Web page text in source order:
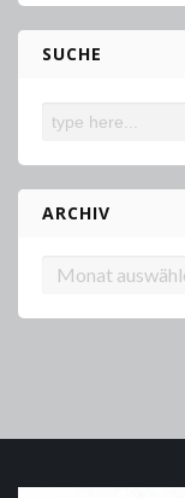
SUCHE
ARCHIV
Archiv